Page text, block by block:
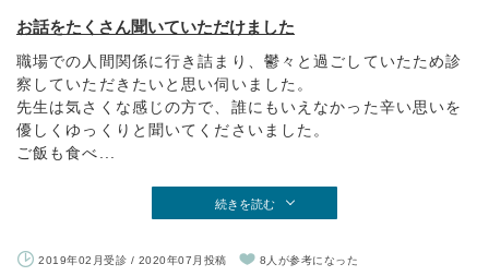
お話をたくさん聞いていただけました
職場での人間関係に行き詰まり、鬱々と過ごしていたため診
察していただきたいと思い伺いました。
先生は気さくな感じの方で、誰にもいえなかった辛い思いを
優しくゆっくりと聞いてくださいました。
ご飯も食べ...
続きを読む
2019年02月受診 / 2020年07月投稿 8人が参考になった